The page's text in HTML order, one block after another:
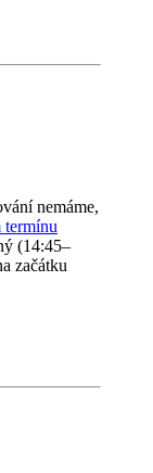
nemáme,
termínu
(14:45–
začátku